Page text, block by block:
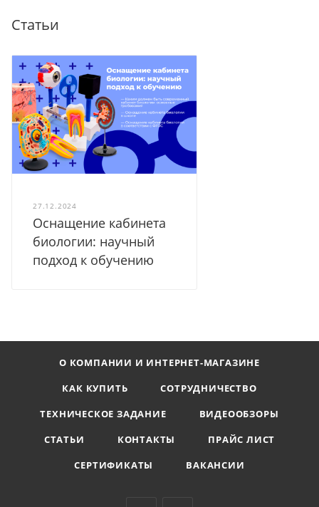
Статьи
27.12.2024
Оснащение кабинета
биологии: научный
подход к обучению
О КОМПАНИИ И ИНТЕРНЕТ-МАГАЗИНЕ
КАК КУПИТЬ
СОТРУДНИЧЕСТВО
ТЕХНИЧЕСКОЕ ЗАДАНИЕ
ВИДЕООБЗОРЫ
СТАТЬИ
КОНТАКТЫ
ПРАЙС ЛИСТ
СЕРТИФИКАТЫ
ВАКАНСИИ